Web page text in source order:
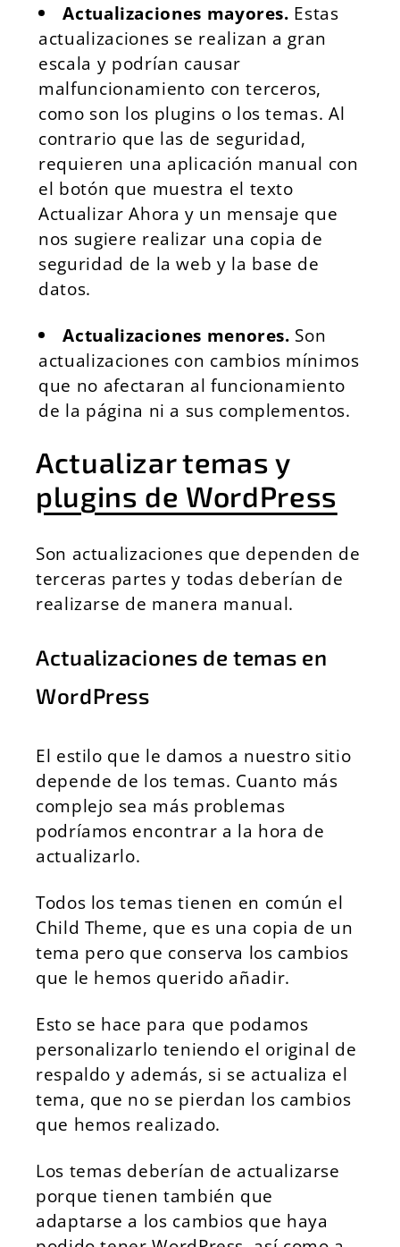
Actualizaciones mayores. Estas
actualizaciones se realizan a gran
escala y podrían causar
malfuncionamiento con terceros,
como son los plugins o los temas. Al
contrario que las de seguridad,
requieren una aplicación manual con
el botón que muestra el texto
Actualizar Ahora y un mensaje que
nos sugiere realizar una copia de
seguridad de la web y la base de
datos.
Actualizaciones menores. Son
actualizaciones con cambios mínimos
que no afectaran al funcionamiento
de la página ni a sus complementos.
Actualizar temas y
plugins de WordPress
Son actualizaciones que dependen de
terceras partes y todas deberían de
realizarse de manera manual.
Actualizaciones de temas en
WordPress
El estilo que le damos a nuestro sitio
depende de los temas. Cuanto más
complejo sea más problemas
podríamos encontrar a la hora de
actualizarlo.
Todos los temas tienen en común el
Child Theme, que es una copia de un
tema pero que conserva los cambios
que le hemos querido añadir.
Esto se hace para que podamos
personalizarlo teniendo el original de
respaldo y además, si se actualiza el
tema, que no se pierdan los cambios
que hemos realizado.
Los temas deberían de actualizarse
porque tienen también que
adaptarse a los cambios que haya